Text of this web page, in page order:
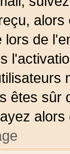
de
êtes sûr